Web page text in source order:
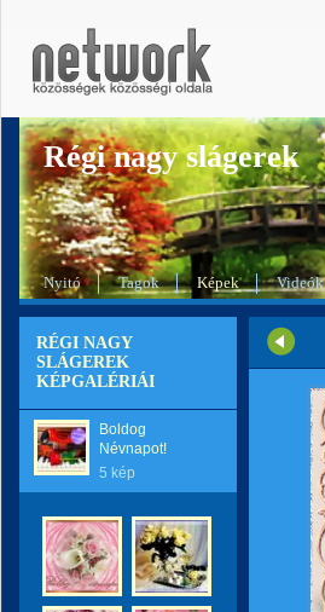
Régi nagy slágerek
Nyitó Tagok Képek Videók
RÉGI NAGY
SLÁGEREK
KÉPGALÉRIÁI
Boldog
Névnapot!
5 kép